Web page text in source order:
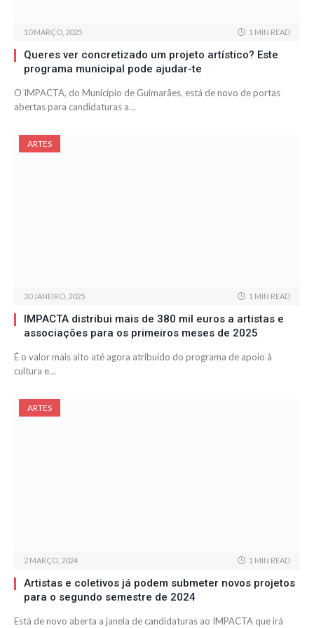
10 MARÇO, 2025 1 MIN READ
Queres ver concretizado um projeto artístico? Este
programa municipal pode ajudar-te
O IMPACTA, do Município de Guimarães, está de novo de portas
abertas para candidaturas a…
ARTES
30 JANEIRO, 2025 1 MIN READ
IMPACTA distribui mais de 380 mil euros a artistas e
associações para os primeiros meses de 2025
É o valor mais alto até agora atribuído do programa de apoio à
cultura e…
ARTES
2 MARÇO, 2024 1 MIN READ
Artistas e coletivos já podem submeter novos projetos
para o segundo semestre de 2024
Está de novo aberta a janela de candidaturas ao IMPACTA que irá